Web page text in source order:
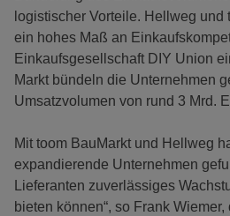
logistischer Vorteile. Hellweg und
ein hohes Maß an
Einkaufsgesellschaft DIY Union
Markt bündeln die Unternehmen
Umsatzvolumen von rund 3 Mrd.
Mit toom BauMarkt und Hellweg
expandierende Unternehmen
Lieferanten zuverlässiges
bieten können“, so Frank